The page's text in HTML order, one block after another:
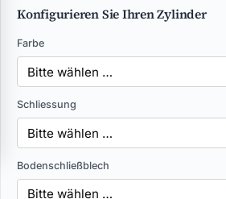
Konfigurieren Sie Ihren Zylinder
Farbe
Schliessung
Bodenschließblech